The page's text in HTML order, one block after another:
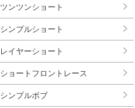
ツンツンショート
シンプルショート
レイヤーショート
ショートフロントレース
シンプルボブ